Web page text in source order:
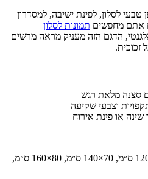
מתאים באופן טבעי לסלון, לפינת ישיבה, למסדרון
אתם מחפשים תמונות לסלון
הדגם הזה מעניק מראה מרשים
זכוכית.
סצנה מלאת רגש
וצבעי שקיעה
או פינת אירוח
50×100 ס״מ, 60×120 ס״מ, 70×140 ס״מ, 80×160 ס״מ,